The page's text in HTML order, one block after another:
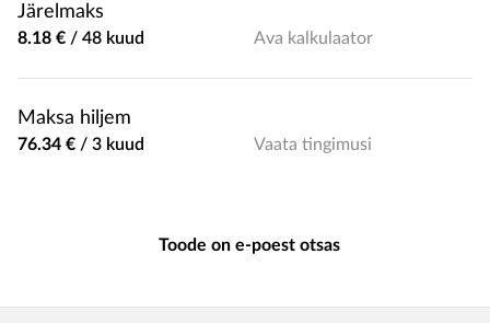
Järelmaks
8.18 € / 48 kuud Ava kalkulaator
Maksa hiljem
76.34 € / 3 kuud Vaata tingimusi
Toode on e-poest otsas